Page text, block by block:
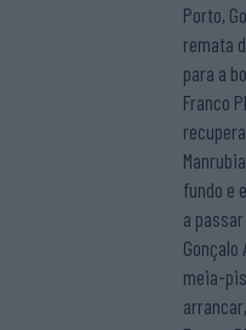
Porto,
remata
para a
Franco
fundo e
a
Gonçalo
meia-